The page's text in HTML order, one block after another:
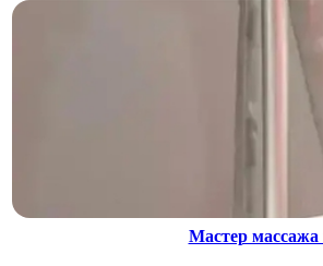
Мастер массажа